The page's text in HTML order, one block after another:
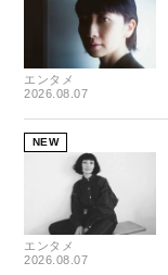
エンタメ
2026.08.07
NEW
エンタメ
2026.08.07